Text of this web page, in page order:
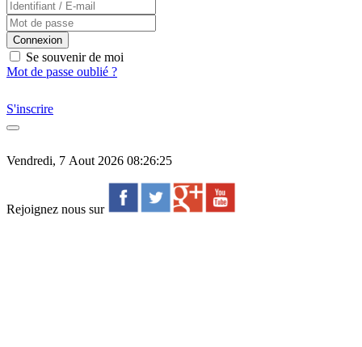
Connexion
Se souvenir de moi
Mot de passe oublié ?
S'inscrire
Vendredi, 7 Aout 2026 08:26:25
Rejoignez nous sur